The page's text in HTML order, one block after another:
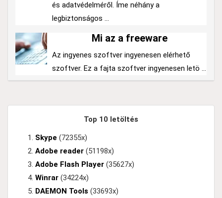
és adatvédelméről. Íme néhány a
legbiztonságos ...
Mi az a freeware
Az ingyenes szoftver ingyenesen elérhető
szoftver. Ez a fajta szoftver ingyenesen letö ...
Top 10 letöltés
Skype (72355x)
Adobe reader (51198x)
Adobe Flash Player (35627x)
Winrar (34224x)
DAEMON Tools (33693x)